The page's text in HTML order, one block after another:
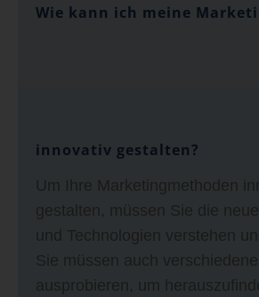
Wie kann ich meine
innovativ gestalten?
Um Ihre Marketingmethoden
gestalten, müssen Sie die
und Technologien verstehen
Sie müssen auch
ausprobieren, um